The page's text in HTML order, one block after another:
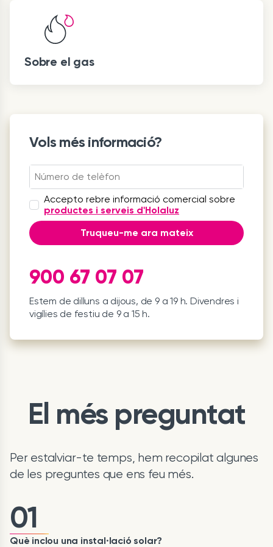
Sobre el gas
Vols més informació?
Accepto rebre informació comercial sobre
productes i serveis d'Holaluz
Truqueu-me ara mateix
900 67 07 07
Estem de dilluns a dijous, de 9 a 19 h. Divendres i
vigílies de festiu de 9 a 15 h.
El més preguntat
Per estalviar-te temps, hem recopilat algunes
de les preguntes que ens feu més.
01
Què inclou una instal·lació solar?